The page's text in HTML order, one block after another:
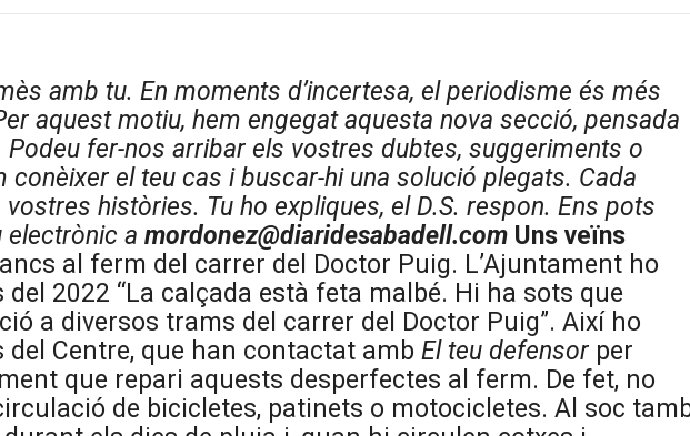
amb tu. En moments d’incertesa, el periodisme és més
aquest motiu, hem engegat aquesta nova secció, pensada
Podeu fer-nos arribar els vostres dubtes, suggeriments o
conèixer el teu cas i buscar-hi una solució plegats. Cada
històries. Tu ho expliques, el D.S. respon. Ens pots
a mordonez@diaridesabadell.com Uns veïns
al ferm del carrer del Doctor Puig. L’Ajuntament ho
2022 “La calçada està feta malbé. Hi ha sots que
a diversos trams del carrer del Doctor Puig”. Així ho
del Centre, que han contactat amb El teu defensor per
que repari aquests desperfectes al ferm. De fet, no
de bicicletes, patinets o motocicletes. Al soc